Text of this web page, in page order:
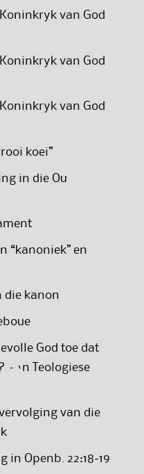
van God
van God
van God
koei”
in die Ou
“kanoniek” en
die kanon
God toe dat
– ‘n Teologiese
van die
in Openb. 22:18-19